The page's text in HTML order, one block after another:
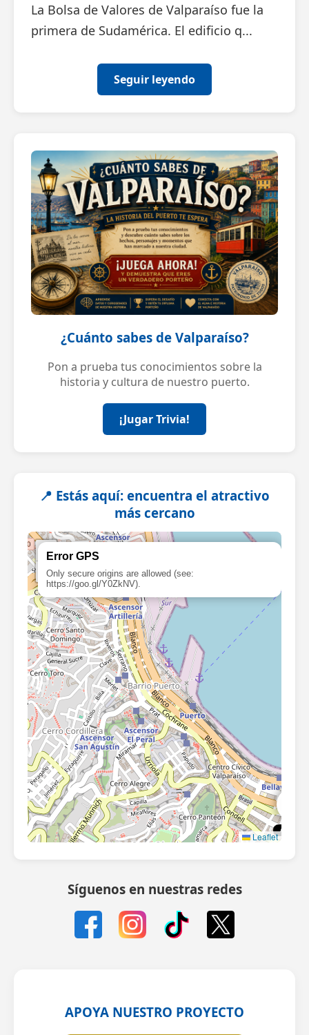
La Bolsa de Valores de Valparaíso fue la
primera de Sudamérica. El edificio q...
Seguir leyendo
¿Cuánto sabes de Valparaíso?
Pon a prueba tus conocimientos sobre la
historia y cultura de nuestro puerto.
¡Jugar Trivia!
📍 Estás aquí: encuentra el atractivo
más cercano
Síguenos en nuestras redes
APOYA NUESTRO PROYECTO